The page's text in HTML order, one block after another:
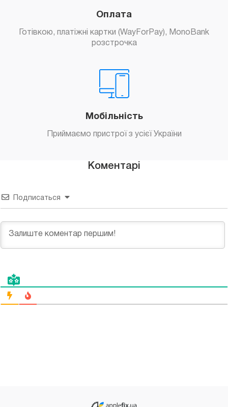
Оплата
Готівкою, платіжні картки (WayForPay), MonoBank
розстрочка
Мобільність
Приймаємо пристрої з усієї України
Коментарі
Подписаться